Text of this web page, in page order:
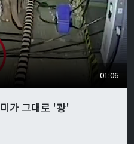
01:06
가 그대로 '쾅'